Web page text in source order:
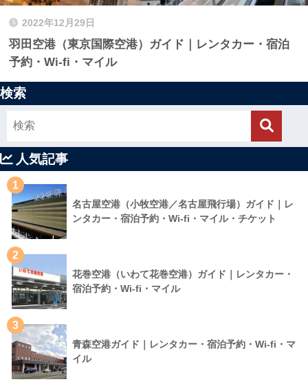
2022年12月29日
羽田空港（東京国際空港）ガイド｜レンタカー・宿泊
予約・Wi-fi・マイル
検索
人気記事
1
名古屋空港（小牧空港／名古屋飛行場）ガイド｜レ
ンタカー・宿泊予約・Wi-fi・マイル・チケット
2
花巻空港（いわて花巻空港）ガイド｜レンタカー・
宿泊予約・Wi-fi・マイル
3
青森空港ガイド｜レンタカー・宿泊予約・Wi-fi・マ
イル